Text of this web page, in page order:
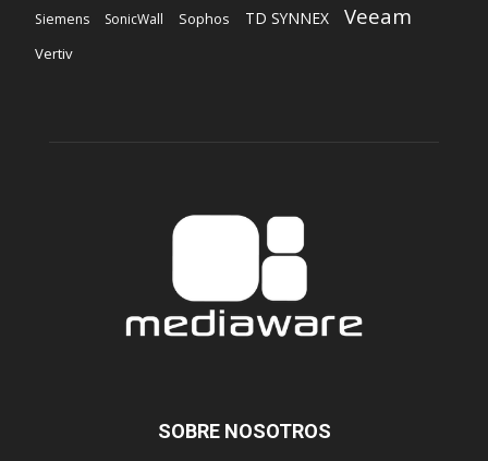
Siemens SonicWall Sophos TD SYNNEX Veeam
Vertiv
SOBRE NOSOTROS